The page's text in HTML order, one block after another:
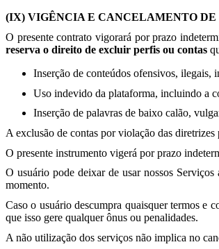
(IX) VIGÊNCIA E CANCELAMENTO DE
O presente contrato vigorará por prazo
reserva o direito de excluir perfis ou contas
Inserção de conteúdos ofensivos,
Uso indevido da plataforma, incluindo a
Inserção de palavras de baixo calão,
A exclusão de contas por violação das diretrizes
O presente instrumento vigerá por prazo
O usuário pode deixar de usar nossos
momento.
Caso o usuário descumpra quaisquer termos e
que isso gere qualquer ônus ou penalidades.
A não utilização dos serviços não implica no